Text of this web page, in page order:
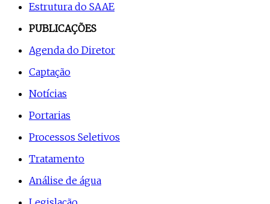
Estrutura do SAAE
PUBLICAÇÕES
Agenda do Diretor
Captação
Notícias
Portarias
Processos Seletivos
Tratamento
Análise de água